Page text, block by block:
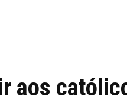
aos